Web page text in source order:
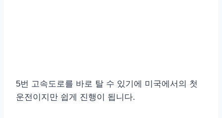
5번 고속도로를 바로 탈 수 있기에 미국에서의 첫
운전이지만 쉽게 진행이 됩니다.